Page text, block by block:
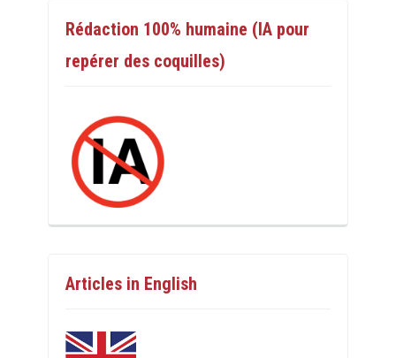
Rédaction 100% humaine (IA pour
repérer des coquilles)
Articles in English